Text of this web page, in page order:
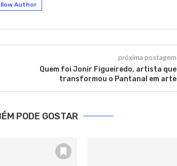
Author
próxima postagem
Quem foi Jonir Figueiredo, artista que
transformou o Pantanal em arte
PODE GOSTAR